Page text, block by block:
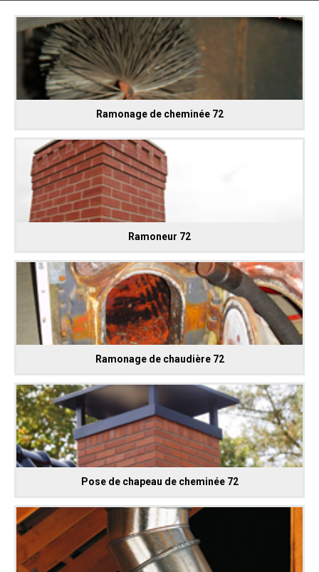
Ramonage de cheminée 72
Ramoneur 72
Ramonage de chaudière 72
Pose de chapeau de cheminée 72